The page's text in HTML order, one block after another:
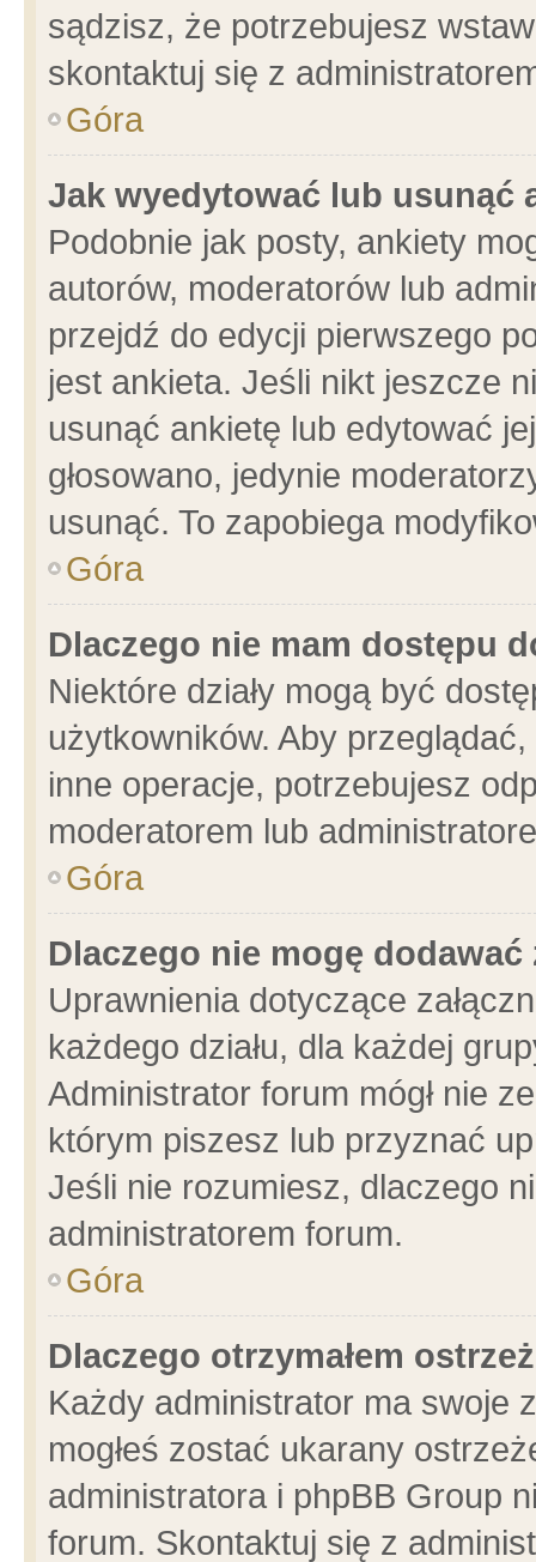
sądzisz, że potrzebujesz
skontaktuj się z
Góra
Jak wyedytować lub usunąć
Podobnie jak posty, ankiety
autorów, moderatorów lub
przejdź do edycji pierwszego
jest ankieta. Jeśli nikt jeszcze
usunąć ankietę lub edytować
głosowano, jedynie
usunąć. To zapobiega
Góra
Dlaczego nie mam dostępu
Niektóre działy mogą być
użytkowników. Aby
inne operacje, potrzebujesz
moderatorem lub
Góra
Dlaczego nie mogę dodawać
Uprawnienia dotyczące
każdego działu, dla każdej
Administrator forum mógł nie
którym piszesz lub przyznać
Jeśli nie rozumiesz, dlaczego
administratorem forum.
Góra
Dlaczego otrzymałem
Każdy administrator ma swoje
mogłeś zostać ukarany
administratora i phpBB Group
forum. Skontaktuj się z